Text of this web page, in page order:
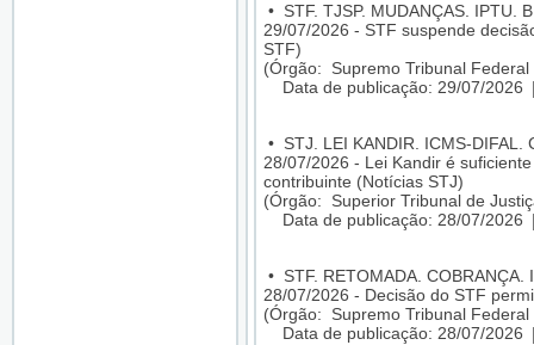
• STF. TJSP. MUDANÇAS. IPTU.
29/07/2026 - STF suspende
STF)
(Órgão: Supremo Tribunal Federal
Data de publicação: 29/07/2026
• STJ. LEI KANDIR. ICMS-DIFAL.
28/07/2026 - Lei Kandir é
contribuinte (Notícias STJ)
(Órgão: Superior Tribunal de
Data de publicação: 28/07/2026
• STF. RETOMADA. COBRANÇA.
28/07/2026 - Decisão do STF
(Órgão: Supremo Tribunal Federal
Data de publicação: 28/07/2026